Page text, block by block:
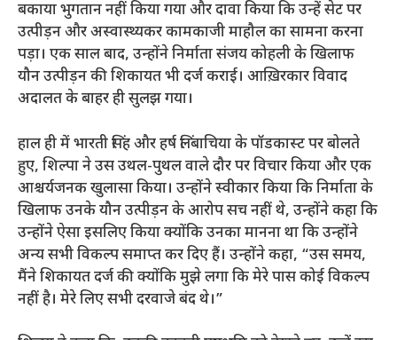
बकाया भुगतान नहीं किया गया और दावा किया कि उन्हें सेट पर
उत्पीड़न और अस्वास्थ्यकर कामकाजी माहौल का सामना करना
पड़ा। एक साल बाद, उन्होंने निर्माता संजय कोहली के खिलाफ
यौन उत्पीड़न की शिकायत भी दर्ज कराई। आख़िरकार विवाद
अदालत के बाहर ही सुलझ गया।
हाल ही में भारती सिंह और हर्ष लिंबाचिया के पॉडकास्ट पर बोलते
हुए, शिल्पा ने उस उथल-पुथल वाले दौर पर विचार किया और एक
आश्चर्यजनक खुलासा किया। उन्होंने स्वीकार किया कि निर्माता के
खिलाफ उनके यौन उत्पीड़न के आरोप सच नहीं थे, उन्होंने कहा कि
उन्होंने ऐसा इसलिए किया क्योंकि उनका मानना ​​था कि उन्होंने
अन्य सभी विकल्प समाप्त कर दिए हैं। उन्होंने कहा, “उस समय,
मैंने शिकायत दर्ज की क्योंकि मुझे लगा कि मेरे पास कोई विकल्प
नहीं है। मेरे लिए सभी दरवाजे बंद थे।”